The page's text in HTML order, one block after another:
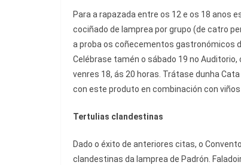
Para a rapazada entre os 12 e os 18 anos
cociñado de lamprea por grupo (de catro
a proba os coñecementos gastronómicos
Celébrase tamén o sábado 19 no
venres 18, ás 20 horas. Trátase dunha
con este produto en combinación con
Tertulias clandestinas
Dado o éxito de anteriores citas, o
clandestinas da lamprea de Padrón.